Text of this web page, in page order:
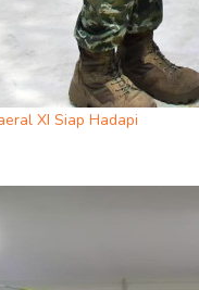
XI Siap Hadapi